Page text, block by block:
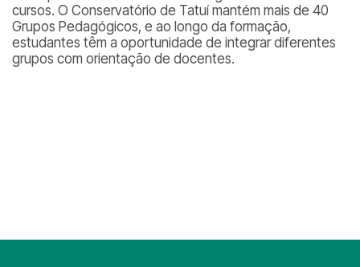
cursos. O Conservatório de Tatuí mantém mais de 40
Grupos Pedagógicos, e ao longo da formação,
estudantes têm a oportunidade de integrar diferentes
grupos com orientação de docentes.